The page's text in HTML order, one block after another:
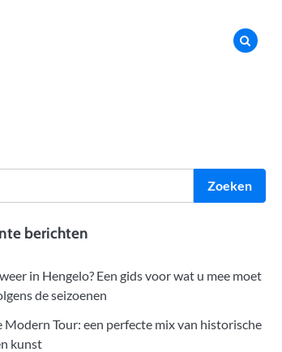
Zoeken
berichten
in Hengelo? Een gids voor wat u mee moet
de seizoenen
Modern Tour: een perfecte mix van historische
kunst